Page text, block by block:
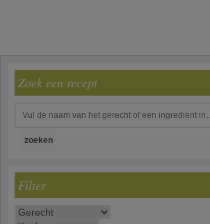
Zoek een recept
Filter